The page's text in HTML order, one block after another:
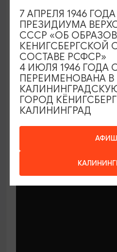
МАСТЕР-КЛАССЫ
Мастер-классы по
Бодяковой
Калининград, ул.
7 АПРЕЛЯ 1946
ПРЕЗИДИУМА
СССР «ОБ
КЕНИГСБЕРГСКОЙ
СОСТАВЕ РСФСР»
4 ИЮЛЯ 1946 ГОДА
ПЕРЕИМЕНОВАНА В
ГОРОД
КАЛИНИНГРАД